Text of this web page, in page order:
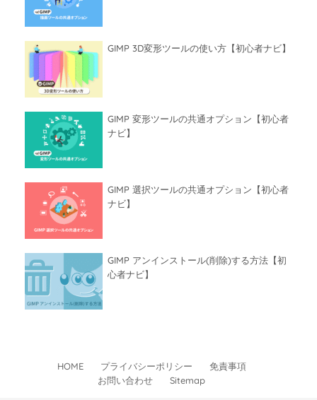
GIMP 3D変形ツールの使い方【初心者ナビ】
GIMP 変形ツールの共通オプション【初心者
ナビ】
GIMP 選択ツールの共通オプション【初心者
ナビ】
GIMP アンインストール(削除)する方法【初
心者ナビ】
HOME プライバシーポリシー
免責事項
お問い合わせ
Sitemap